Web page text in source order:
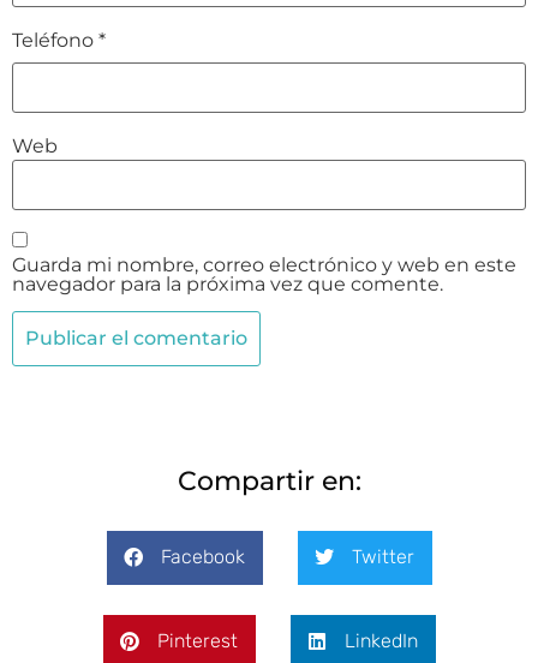
Teléfono *
Web
Guarda mi nombre, correo electrónico y web en este
navegador para la próxima vez que comente.
Compartir en:
Facebook Twitter
Pinterest LinkedIn